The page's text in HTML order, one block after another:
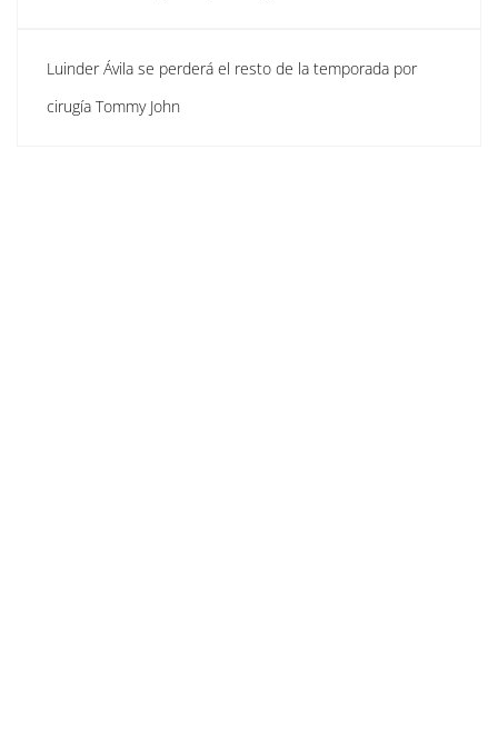
Luinder Ávila se perderá el resto de la temporada por
cirugía Tommy John